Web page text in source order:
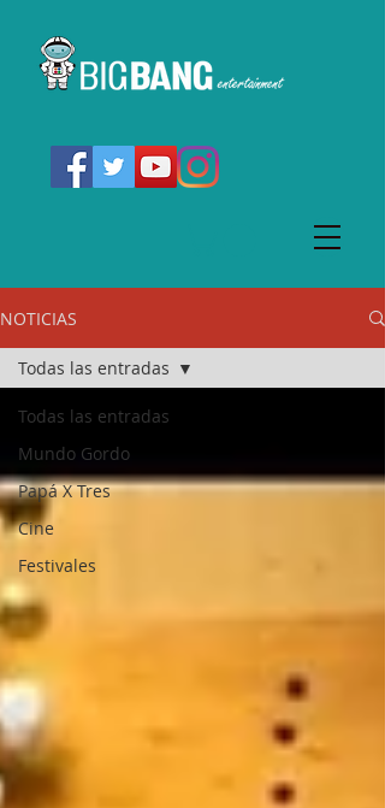
NOTICIAS
Todas las entradas
Mundo Gordo
Papá X Tres
Cine
Festivales
Todas las entradas